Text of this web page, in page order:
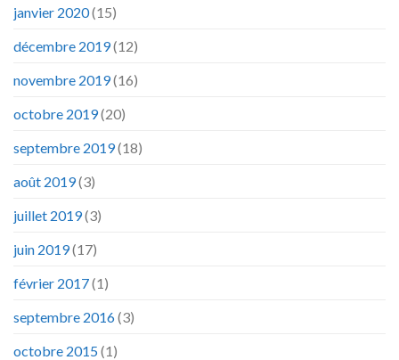
janvier 2020(15)
décembre 2019(12)
novembre 2019(16)
octobre 2019(20)
septembre 2019(18)
août 2019(3)
juillet 2019(3)
juin 2019(17)
février 2017(1)
septembre 2016(3)
octobre 2015(1)